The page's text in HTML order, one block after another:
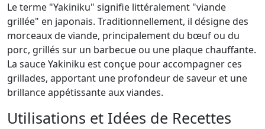
Le terme "Yakiniku" signifie littéralement "viande
grillée" en japonais. Traditionnellement, il désigne des
morceaux de viande, principalement du bœuf ou du
porc, grillés sur un barbecue ou une plaque chauffante.
La sauce Yakiniku est conçue pour accompagner ces
grillades, apportant une profondeur de saveur et une
brillance appétissante aux viandes.
Utilisations et Idées de Recettes